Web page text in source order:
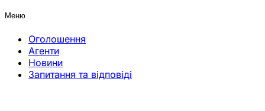
Меню
Оголошення
Агенти
Новини
Запитання та відповіді